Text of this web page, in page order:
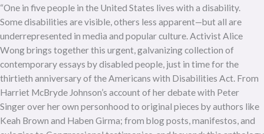
“One in five people in the United States lives with a disability.
Some disabilities are visible, others less apparent—but all are
underrepresented in media and popular culture. Activist Alice
Wong brings together this urgent, galvanizing collection of
contemporary essays by disabled people, just in time for the
thirtieth anniversary of the Americans with Disabilities Act. From
Harriet McBryde Johnson’s account of her debate with Peter
Singer over her own personhood to original pieces by authors like
Keah Brown and Haben Girma; from blog posts, manifestos, and